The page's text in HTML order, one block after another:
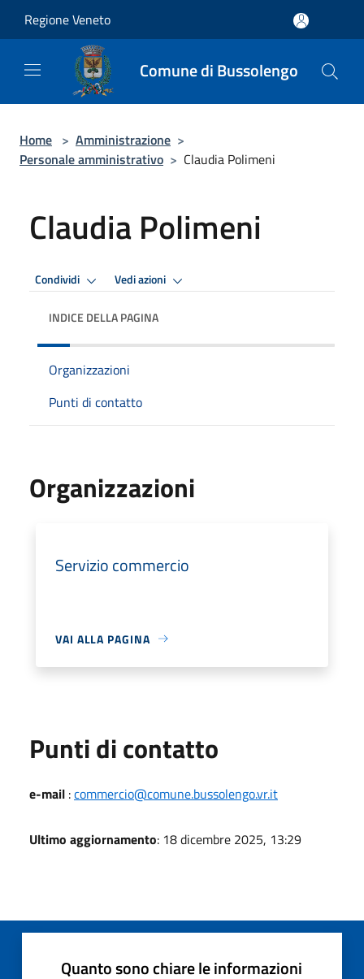
Regione Veneto
Comune di Bussolengo
Home > Amministrazione >
Personale amministrativo > Claudia Polimeni
Claudia Polimeni
Condividi Vedi azioni
INDICE DELLA PAGINA
Organizzazioni
Punti di contatto
Organizzazioni
Servizio commercio
VAI ALLA PAGINA
Punti di contatto
e-mail :commercio@comune.bussolengo.vr.it
Ultimo aggiornamento: 18 dicembre 2025, 13:29
Quanto sono chiare le informazioni